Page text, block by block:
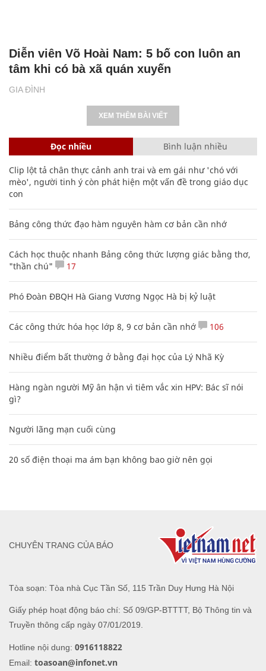
GIA ĐÌNH
Diễn viên Võ Hoài Nam: 5 bố con luôn an
tâm khi có bà xã quán xuyến
XEM THÊM BÀI VIẾT
Đọc nhiều Bình luận nhiều
Clip lột tả chân thực cảnh anh trai và em gái như 'chó với
mèo', người tinh ý còn phát hiện một vấn đề trong giáo dục
con
Bảng công thức đạo hàm nguyên hàm cơ bản cần nhớ
Cách học thuộc nhanh Bảng công thức lượng giác bằng thơ,
"thần chú"
17
Phó Đoàn ĐBQH Hà Giang Vương Ngọc Hà bị kỷ luật
Các công thức hóa học lớp 8, 9 cơ bản cần nhớ 106
Nhiều điểm bất thường ở bằng đại học của Lý Nhã Kỳ
Hàng ngàn người Mỹ ân hận vì tiêm vắc xin HPV: Bác sĩ nói
gì?
Người lãng mạn cuối cùng
20 số điện thoại ma ám bạn không bao giờ nên gọi
Tòa soạn: Tòa nhà Cục Tần Số, 115 Trần Duy Hưng Hà Nội
Giấy phép hoạt động báo chí: Số 09/GP-BTTTT, Bộ Thông tin và
Truyền thông cấp ngày 07/01/2019.
Hotline nội dung: 0916118822
Email: toasoan@infonet.vn
CHUYÊN TRANG CỦA BÁO